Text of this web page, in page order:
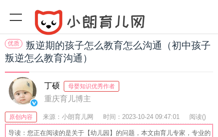
优质
叛逆期的孩子怎么教育怎么沟通（初中孩子
叛逆怎么教育沟通）
丁硕 母婴知识优秀作者
重庆育儿博主
原创内容 来源：小朗育儿网 时间：2023-10-24 09:47:01 阅读()
收藏：57 分享：76 爆
导读：您正在阅读的是关于【幼儿园】的问题，本文由育儿专家，专业的